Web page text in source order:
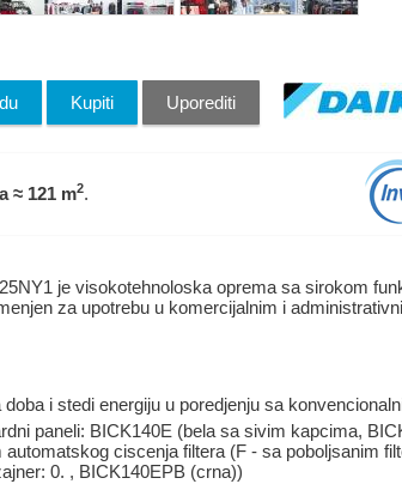
Kupiti Uporediti
≈ 121 m2.
je visokotehnoloska oprema sa sirokom
za upotrebu u komercijalnim i
i stedi energiju u poredjenju sa
paneli: BICK140E (bela sa sivim kapcima,
ciscenja filtera (F - sa poboljsanim
0. , BICK140EPB (crna))